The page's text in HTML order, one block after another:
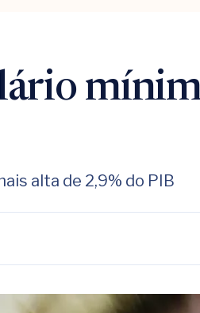
alta de 2,9% do PIB